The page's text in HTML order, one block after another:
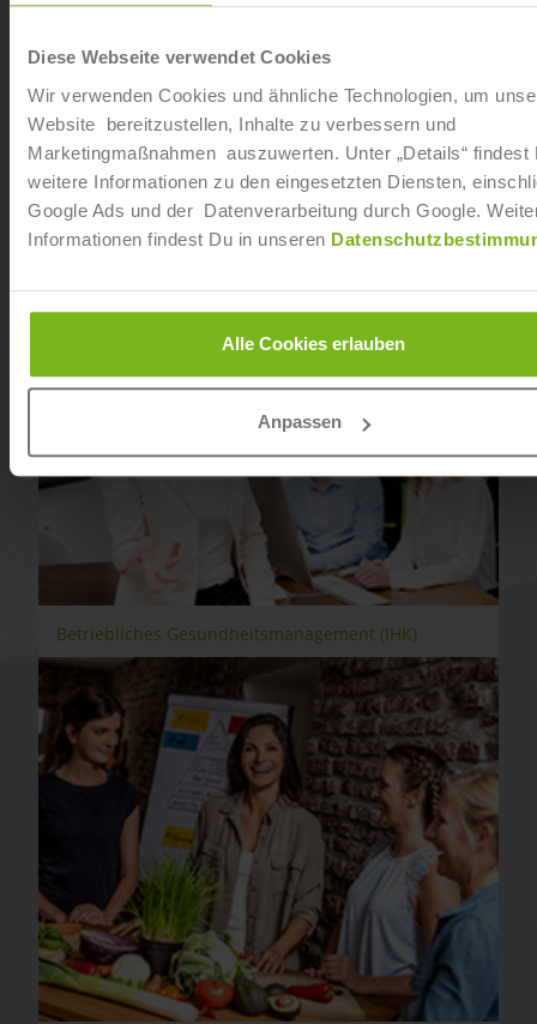
Diese Webseite verwendet Cookies
Wir verwenden Cookies und ähnliche Technologien, um
Website bereitzustellen, Inhalte zu verbessern und
Marketingmaßnahmen auszuwerten. Unter „Details“ findest
weitere Informationen zu den eingesetzten Diensten,
Google Ads und der Datenverarbeitung durch Google.
Informationen findest Du in unseren
Alle Cookies erlauben
Anpassen
Wellness- und Spamanagement
Betriebliches Gesundheitsmanagement (IHK)